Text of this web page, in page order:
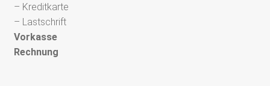
– Kreditkarte
– Lastschrift
Vorkasse
Rechnung